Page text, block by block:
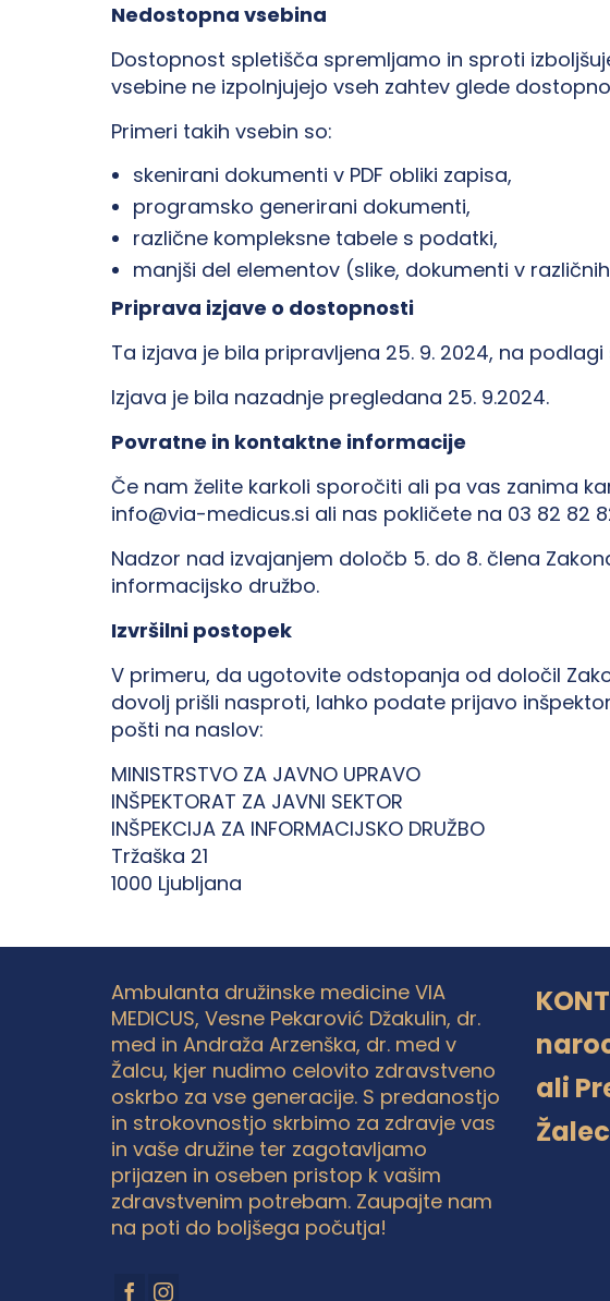
Nedostopna vsebina
Dostopnost spletišča spremljamo in sproti
vsebine ne izpolnjujejo vseh zahtev glede
Primeri takih vsebin so:
skenirani dokumenti v PDF obliki zapisa,
programsko generirani dokumenti,
različne kompleksne tabele s podatki,
manjši del elementov (slike, dokumenti v
Priprava izjave o dostopnosti
Ta izjava je bila pripravljena 25. 9. 2024, na
Izjava je bila nazadnje pregledana 25. 9.2024.
Povratne in kontaktne informacije
Če nam želite karkoli sporočiti ali pa vas zanima
info@via-medicus.si ali nas pokličete na 03 82 82
Nadzor nad izvajanjem določb 5. do 8. člena
informacijsko družbo.
Izvršilni postopek
V primeru, da ugotovite odstopanja od določil
dovolj prišli nasproti, lahko podate prijavo
pošti na naslov:
MINISTRSTVO ZA JAVNO UPRAVO
INŠPEKTORAT ZA JAVNI SEKTOR
INŠPEKCIJA ZA INFORMACIJSKO DRUŽBO
Tržaška 21
1000 Ljubljana
Ambulanta družinske medicine VIA
MEDICUS, Vesne Pekarović Džakulin, dr.
med in Andraža Arzenška, dr. med v
Žalcu, kjer nudimo celovito zdravstveno
oskrbo za vse generacije. S predanostjo
in strokovnostjo skrbimo za zdravje vas
in vaše družine ter zagotavljamo
prijazen in oseben pristop k vašim
zdravstvenim potrebam. Zaupajte nam
na poti do boljšega počutja!
ali
Žalec